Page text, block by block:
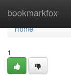
bookmarkfox
Home
Home
1